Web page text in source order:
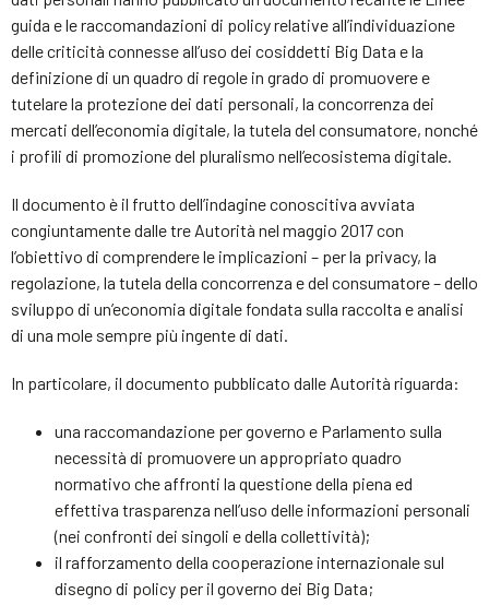
guida e le raccomandazioni di policy relative all’individuazione
delle criticità connesse all’uso dei cosiddetti Big Data e la
definizione di un quadro di regole in grado di promuovere e
tutelare la protezione dei dati personali, la concorrenza dei
mercati dell’economia digitale, la tutela del consumatore, nonché
i profili di promozione del pluralismo nell’ecosistema digitale.
Il documento è il frutto dell’indagine conoscitiva avviata
congiuntamente dalle tre Autorità nel maggio 2017 con
l’obiettivo di comprendere le implicazioni – per la privacy, la
regolazione, la tutela della concorrenza e del consumatore – dello
sviluppo di un’economia digitale fondata sulla raccolta e analisi
di una mole sempre più ingente di dati.
In particolare, il documento pubblicato dalle Autorità riguarda:
una raccomandazione per governo e Parlamento sulla
necessità di promuovere un appropriato quadro
normativo che affronti la questione della piena ed
effettiva trasparenza nell’uso delle informazioni personali
(nei confronti dei singoli e della collettività);
il rafforzamento della cooperazione internazionale sul
disegno di policy per il governo dei Big Data;